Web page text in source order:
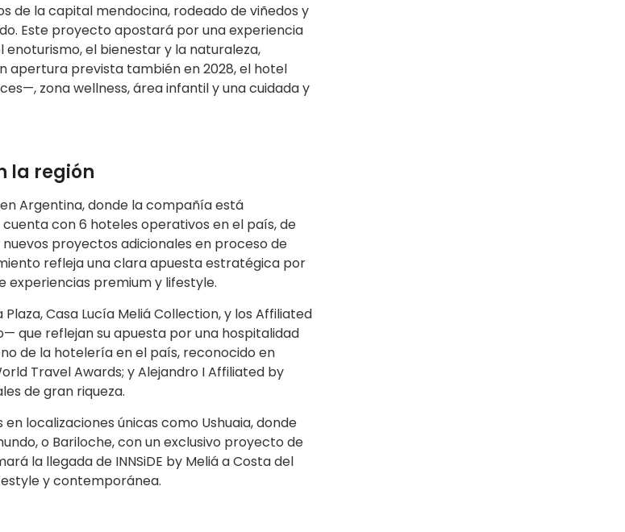
de la capital mendocina, rodeado de viñedos y
Este proyecto apostará por una experiencia
el bienestar y la naturaleza,
apertura prevista también en 2028, el hotel
zona wellness, área infantil y una cuidada y
la región
Argentina, donde la compañía está
con 6 hoteles operativos en el país, de
proyectos adicionales en proceso de
refleja una clara apuesta estratégica por
premium y lifestyle.
Casa Lucía Meliá Collection, y los Affiliated
que reflejan su apuesta por una hospitalidad
de la hotelería en el país, reconocido en
Travel Awards; y Alejandro I Affiliated by
de gran riqueza.
localizaciones únicas como Ushuaia, donde
o Bariloche, con un exclusivo proyecto de
la llegada de INNSiDE by Meliá a Costa del
y contemporánea.